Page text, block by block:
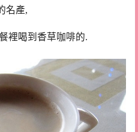
名產,
裡喝到香草咖啡的.